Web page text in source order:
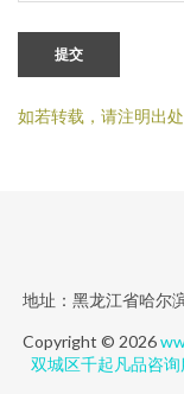
提交
如若转载，请注明出
地址：黑龙江省哈尔
Copyright © 2026
双城区千起凡品咨